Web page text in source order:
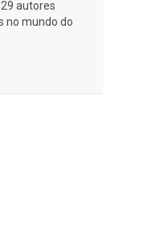
autores
no mundo do